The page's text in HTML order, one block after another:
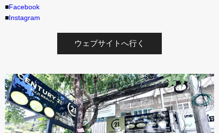
■Facebook
■Instagram
ウェブサイトへ行く